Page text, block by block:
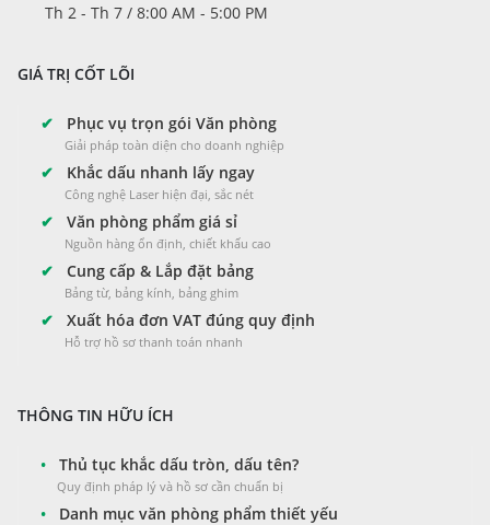
Th 2 - Th 7 / 8:00 AM - 5:00 PM
GIÁ TRỊ CỐT LÕI
✔ Phục vụ trọn gói Văn phòng
Giải pháp toàn diện cho doanh nghiệp
✔ Khắc dấu nhanh lấy ngay
Công nghệ Laser hiện đại, sắc nét
✔ Văn phòng phẩm giá sỉ
Nguồn hàng ổn định, chiết khấu cao
✔ Cung cấp & Lắp đặt bảng
Bảng từ, bảng kính, bảng ghim
✔ Xuất hóa đơn VAT đúng quy định
Hỗ trợ hồ sơ thanh toán nhanh
THÔNG TIN HỮU ÍCH
• Thủ tục khắc dấu tròn, dấu tên?
Quy định pháp lý và hồ sơ cần chuẩn bị
• Danh mục văn phòng phẩm thiết yếu